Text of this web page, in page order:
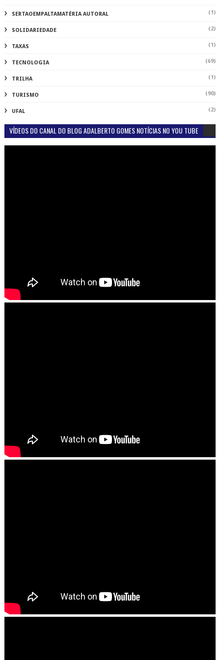
SERTAOEMPALTAMATÉRIA AUTORAL (1)
SOLIDARIEDADE (2)
TAXAS (1)
TECNOLOGIA (69)
TRILHA (1)
TURISMO (90)
UFAL (2)
VÍDEOS DO CANAL DO BLOG ADALBERTO GOMES NOTÍCIAS NO YOU TUBE